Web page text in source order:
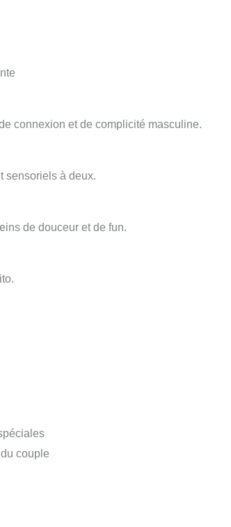
connexion et de complicité masculine.
sensoriels à deux.
de douceur et de fun.
couple